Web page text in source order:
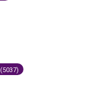
(5037)